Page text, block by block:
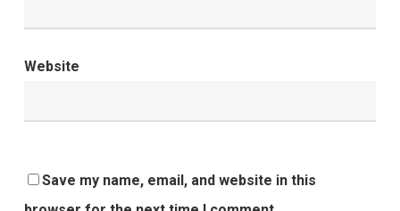
Website
Save my name, email, and website in this